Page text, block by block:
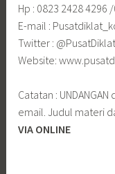
Hp : 0823 2428 4296
E-mail :
Twitter : @PusatDiklat
Website:
Catatan :
email. Judul materi
VIA ONLINE